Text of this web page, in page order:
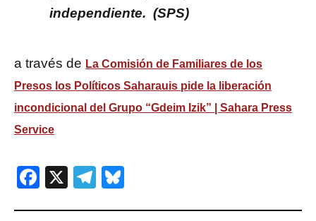
independiente. (SPS)
a través de La Comisión de Familiares de los
Presos los Políticos Saharauis pide la liberación
incondicional del Grupo “Gdeim Izik” | Sahara Press
Service
Facebook
X Telegram